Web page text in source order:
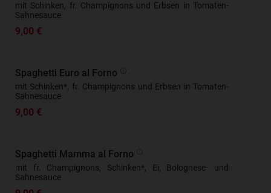
mit Schinken, fr. Champignons und Erbsen in Tomaten-
Sahnesauce
9,00 €
Spaghetti Euro al Forno
mit Schinken*, fr. Champignons und Erbsen in Tomaten-
Sahnesauce
9,00 €
Spaghetti Mamma al Forno
mit fr. Champignons, Schinken*, Ei, Bolognese- und
Sahnesauce